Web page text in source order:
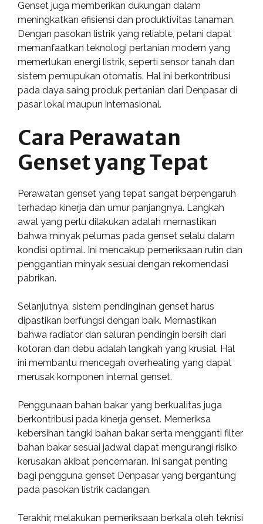
Genset juga memberikan dukungan dalam
meningkatkan efisiensi dan produktivitas tanaman.
Dengan pasokan listrik yang reliable, petani dapat
memanfaatkan teknologi pertanian modern yang
memerlukan energi listrik, seperti sensor tanah dan
sistem pemupukan otomatis. Hal ini berkontribusi
pada daya saing produk pertanian dari Denpasar di
pasar lokal maupun internasional.
Cara Perawatan
Genset yang Tepat
Perawatan genset yang tepat sangat berpengaruh
terhadap kinerja dan umur panjangnya. Langkah
awal yang perlu dilakukan adalah memastikan
bahwa minyak pelumas pada genset selalu dalam
kondisi optimal. Ini mencakup pemeriksaan rutin dan
penggantian minyak sesuai dengan rekomendasi
pabrikan.
Selanjutnya, sistem pendinginan genset harus
dipastikan berfungsi dengan baik. Memastikan
bahwa radiator dan saluran pendingin bersih dari
kotoran dan debu adalah langkah yang krusial. Hal
ini membantu mencegah overheating yang dapat
merusak komponen internal genset.
Penggunaan bahan bakar yang berkualitas juga
berkontribusi pada kinerja genset. Memeriksa
kebersihan tangki bahan bakar serta mengganti filter
bahan bakar sesuai jadwal dapat mengurangi risiko
kerusakan akibat pencemaran. Ini sangat penting
bagi pengguna genset Denpasar yang bergantung
pada pasokan listrik cadangan.
Terakhir, melakukan pemeriksaan berkala oleh teknisi